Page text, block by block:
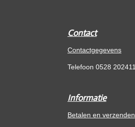
Contact
Contactgegevens
Telefoon 0528 202411
Informatie
Betalen en verzenden